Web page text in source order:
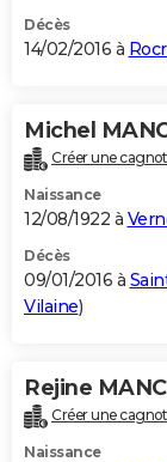
Décès
14/02/2016 à
Michel
Créer une
Naissance
12/08/1922 à
Décès
09/01/2016 à
Vilaine)
Rejine
Créer une
Naissance